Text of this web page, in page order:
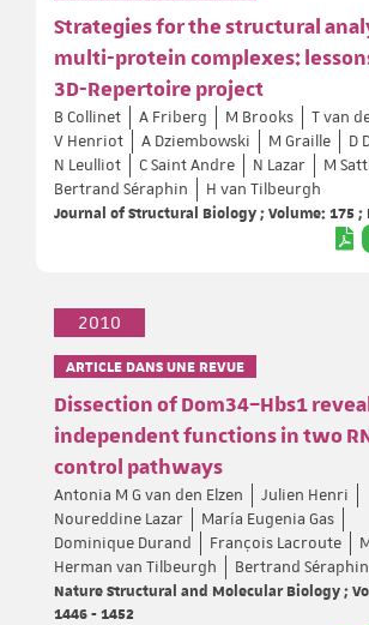
Strategies for the structural
multi-protein complexes:
3D-Repertoire project
B Collinet A Friberg M Brooks
T van
V Henriot
A Dziembowski M Graille
D
N Leulliot
C Saint Andre N Lazar
M
Bertrand Séraphin
H van Tilbeurgh
Journal of Structural Biology ; Volume: 175 ;
2010
ARTICLE DANS UNE REVUE
Dissection of Dom34–Hbs1
independent functions in two
control pathways
Antonia M G van den Elzen
Julien Henri
Noureddine Lazar
María Eugenia Gas
Dominique Durand
François Lacroute
Herman van Tilbeurgh
Bertrand Séraphin
Nature Structural and Molecular Biology ;
1446 - 1452